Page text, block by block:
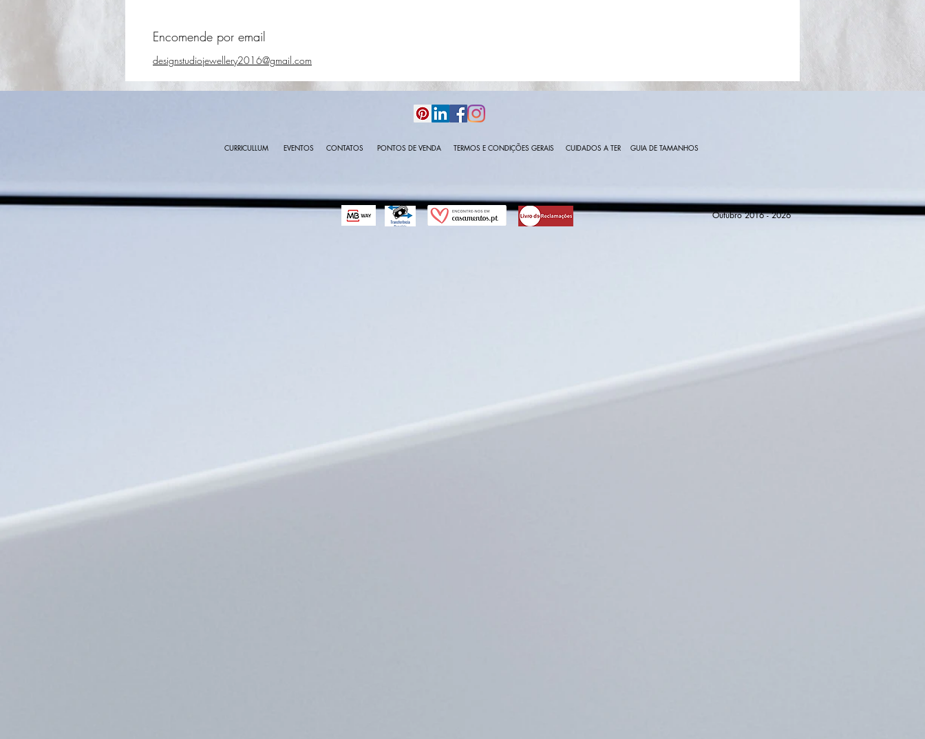
Encomende por email
designstudiojewellery2016@gmail.com
CURRICULLUM EVENTOS CONTATOS PONTOS DE VENDA TERMOS E CONDIÇÕES GERAIS CUIDADOS A TER GUIA DE TAMANHOS
Outubro 2016 - 2026